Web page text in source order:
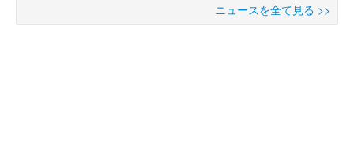
ニュースを全て見る >>